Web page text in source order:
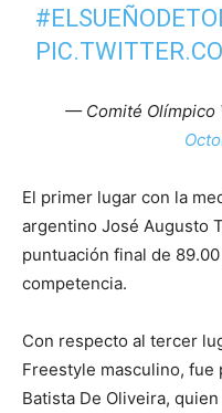
— Comité Olímpico
El primer lugar con la
argentino José Augusto
puntuación final de
competencia.
Con respecto al tercer
Freestyle masculino, fue
Batista De Oliveira,